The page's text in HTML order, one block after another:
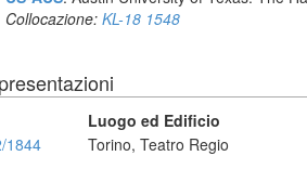
Collocazione: KL-18 1548
Luogo ed Edificio
1844
Torino, Teatro Regio